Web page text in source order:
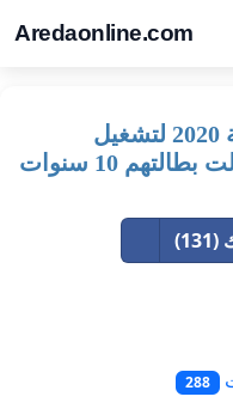
Aredaonline.com
تطبيق القانون عدد 38 من سنة 2020 لتشغيل
أصحاب الشهائد العليا لمن طالت بطالتهم 10 سنوات
288